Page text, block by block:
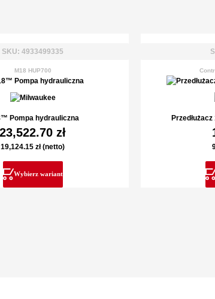
SKU: 4933499335
M18 HUP700
Pompa hydrauliczna
23,522.70 zł
19,124.15 zł(netto)
Wybierz wariant